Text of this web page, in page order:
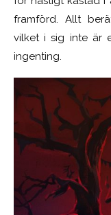
framförd. Allt
vilket i sig inte är
ingenting.